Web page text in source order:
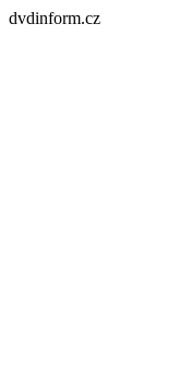
dvdinform.cz